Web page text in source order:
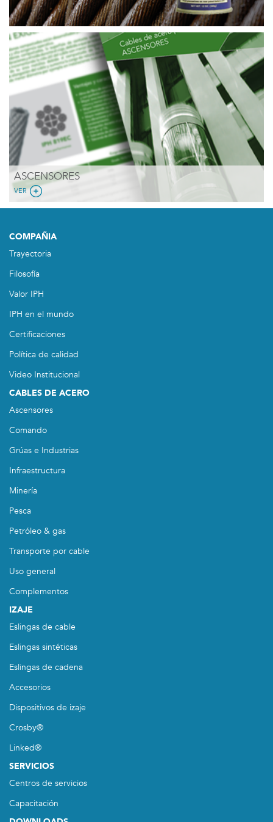
ASCENSORES
VER
COMPAÑIA
Trayectoria
Filosofía
Valor IPH
IPH en el mundo
Certificaciones
Política de calidad
Video Institucional
CABLES DE ACERO
Ascensores
Comando
Grúas e Industrias
Infraestructura
Minería
Pesca
Petróleo & gas
Transporte por cable
Uso general
Complementos
IZAJE
Eslingas de cable
Eslingas sintéticas
Eslingas de cadena
Accesorios
Dispositivos de izaje
Crosby®
Linked®
SERVICIOS
Centros de servicios
Capacitación